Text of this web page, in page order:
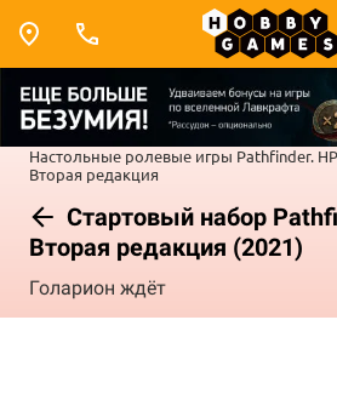
Настольные ролевые игры Pathfinder.
Вторая редакция
Стартовый набор
Вторая редакция (2021)
Голарион ждёт